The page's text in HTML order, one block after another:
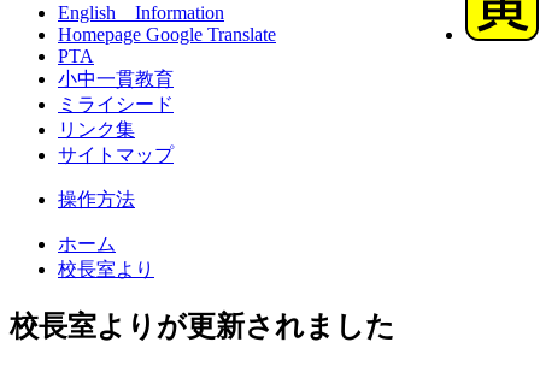
English Information
Homepage Google Translate
PTA
小中一貫教育
ミライシード
リンク集
サイトマップ
操作方法
ホーム
校長室より
校長室よりが更新されました